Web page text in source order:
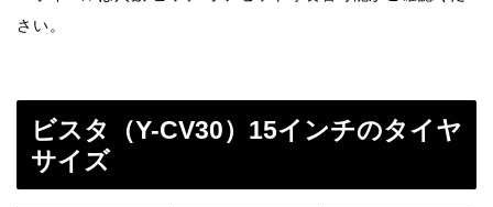
さい。
ビスタ（Y-CV30）15インチのタイヤ
サイズ